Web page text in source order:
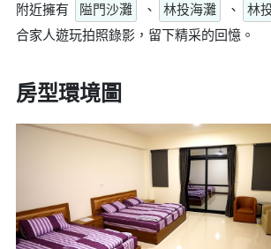
附近擁有 隘門沙灘 、 林投海灘 、 林
合家人遊玩拍照錄影，留下精采的回憶。
房型環境圖